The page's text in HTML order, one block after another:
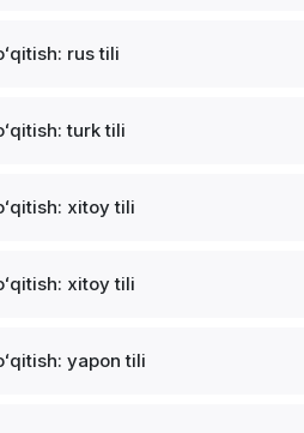
rus tili
turk tili
xitoy tili
xitoy tili
yapon tili